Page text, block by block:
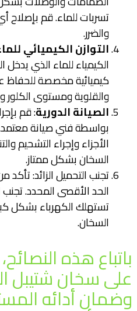
تسربات للماء. قم بإصلاح
والضرر.
التوازن الكيميائي
الكيمياء للماء الذي
كيميائية مخصصة للحفاظ
والقلوية ومستوى الكلور
الصيانة الدورية: قم
بواسطة فني صيانة
الأجزاء وإجراء التشحيم
السخان بشكل ممتاز.
تجنب التحميل الزائد:
الحد الأقصى المحدد.
تستهلك الكهرباء بشكل
السخان.
باتباع هذه
على سخان شتيبل
وضمان أدائه